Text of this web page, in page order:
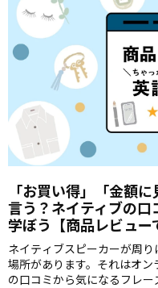
「お買い得」「金額
言う？ネイティブの口
学ぼう【商品レビュー
ネイティブスピーカーが周
場所があります。それはオ
の口コミから気になるフレ